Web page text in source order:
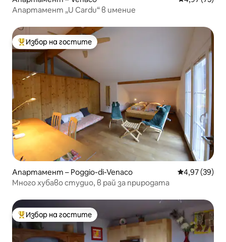
Апартамент „U Cardu“ в имение
Най-популярен избор на гостите
Избор на гостите
Апартамент – Poggio-di-Venaco Средна
4,97 (39)
Много хубаво студио, в рай за природата
Най-популярен избор на гостите
Избор на гостите